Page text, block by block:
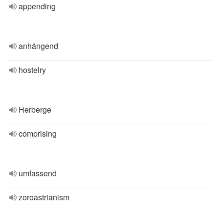
appending
anhängend
hostelry
Herberge
comprising
umfassend
zoroastrianism